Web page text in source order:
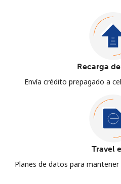
Recarga
Envía crédito prepagado a
Travel
Planes de datos para